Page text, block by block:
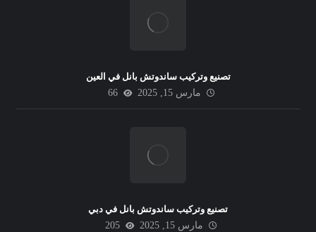
تصنيع وتركيب ساندوتش بانل في العين
مارس 15, 2025
66
تصنيع وتركيب ساندوتش بانل في دبي
مارس 15, 2025
205